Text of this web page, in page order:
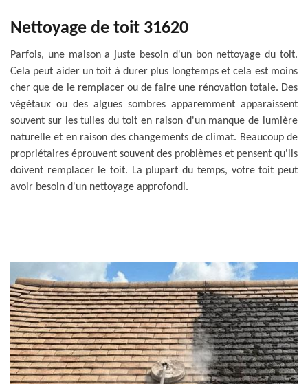
Nettoyage de toit 31620
Parfois, une maison a juste besoin d'un bon nettoyage du toit.
Cela peut aider un toit à durer plus longtemps et cela est moins
cher que de le remplacer ou de faire une rénovation totale. Des
végétaux ou des algues sombres apparemment apparaissent
souvent sur les tuiles du toit en raison d'un manque de lumière
naturelle et en raison des changements de climat. Beaucoup de
propriétaires éprouvent souvent des problèmes et pensent qu'ils
doivent remplacer le toit. La plupart du temps, votre toit peut
avoir besoin d'un nettoyage approfondi.